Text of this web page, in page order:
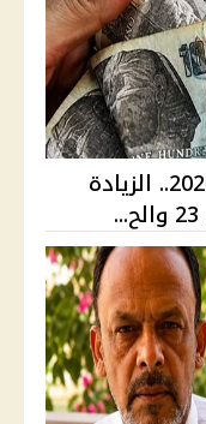
موعد صرف مرتبات أغسطس 2026.. الزيادة